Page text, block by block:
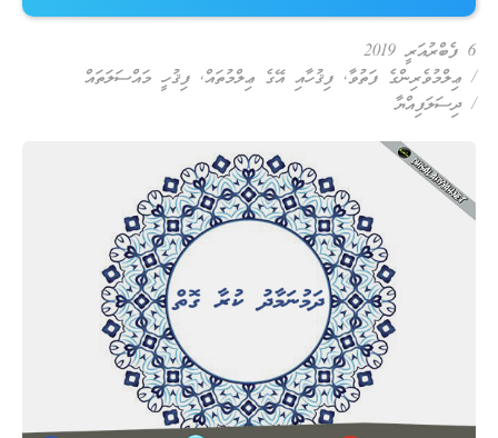
6 ފެބްރުއަރީ 2019
/ ޢިލްމުވެރިންގެ ފަތުވާ, ފިޤުހާއި އޭގެ ޢިލްމުތައް, ފިޤުހީ މައްސަލަތައް
/ ދިސަލަފިއްޔާ